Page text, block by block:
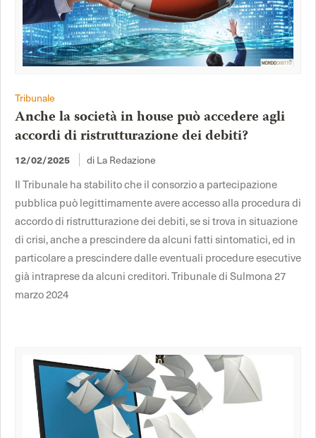
Tribunale
Anche la società in house può accedere agli
accordi di ristrutturazione dei debiti?
12/02/2025 di La Redazione
Il Tribunale ha stabilito che il consorzio a partecipazione
pubblica può legittimamente avere accesso alla procedura di
accordo di ristrutturazione dei debiti, se si trova in situazione
di crisi, anche a prescindere da alcuni fatti sintomatici, ed in
particolare a prescindere dalle eventuali procedure esecutive
già intraprese da alcuni creditori. Tribunale di Sulmona 27
marzo 2024